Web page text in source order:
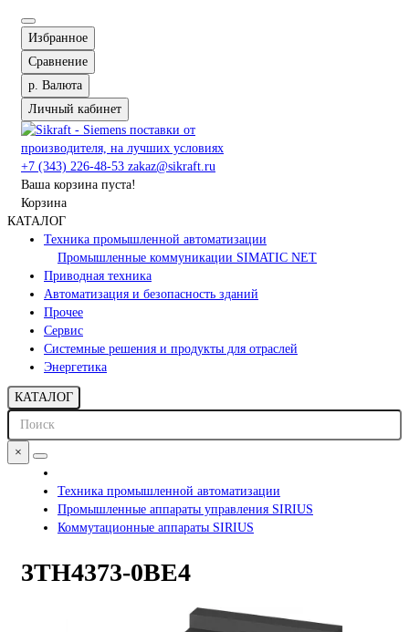
Избранное
Сравнение
р. Валюта
Личный кабинет
+7 (343) 226-48-53 zakaz@sikraft.ru
Ваша корзина пуста!
Корзина
КАТАЛОГ
Техника промышленной автоматизации
Промышленные коммуникации SIMATIC NET
Приводная техника
Автоматизация и безопасность зданий
Прочее
Сервис
Системные решения и продукты для отраслей
Энергетика
КАТАЛОГ
×
Техника промышленной автоматизации
Промышленные аппараты управления SIRIUS
Коммутационные аппараты SIRIUS
3TH4373-0BE4